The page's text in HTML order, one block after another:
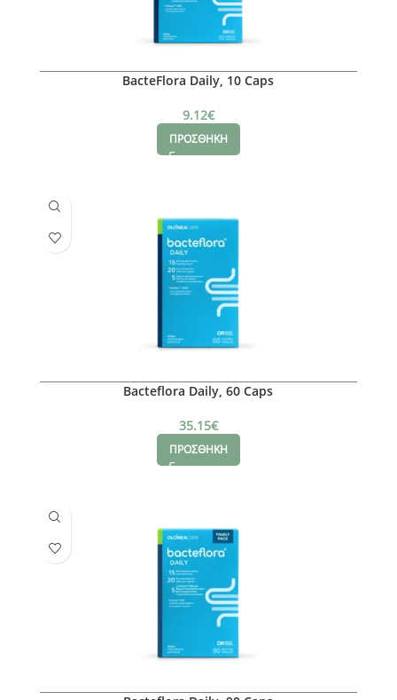
BacteFlora Daily, 10 Caps
9.12€
ΠΡΟΣΘΗΚΗ
Bacteflora Daily, 60 Caps
35.15€
ΠΡΟΣΘΗΚΗ